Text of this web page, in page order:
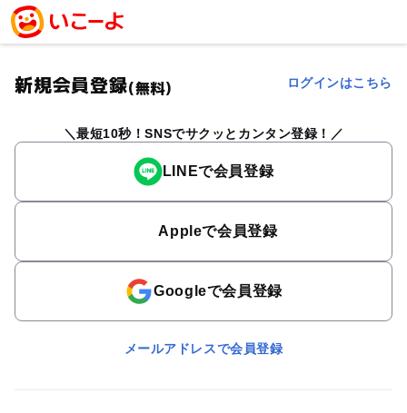
新規会員登録(無料) ログインはこちら
最短10秒！SNSでサクッとカンタン登録！
LINEで会員登録
Appleで会員登録
Googleで会員登録
メールアドレスで会員登録